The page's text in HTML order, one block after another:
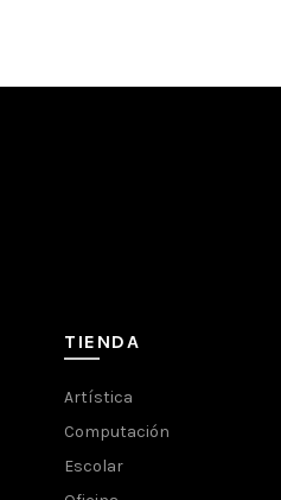
TIENDA
Artística
Computación
Escolar